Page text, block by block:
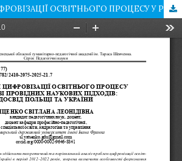
ПРОБЛЕМИ ЦИФРОВІЗАЦІЇ ОСВІТНЬОГО ПРОЦЕСУ У РОЗРІЗІ ПРОВІДНИХ НАУКОВИХ ПІДХОДІВ: ДОСВІД ПОЛЬЩІ ТА УКРАЇНИ